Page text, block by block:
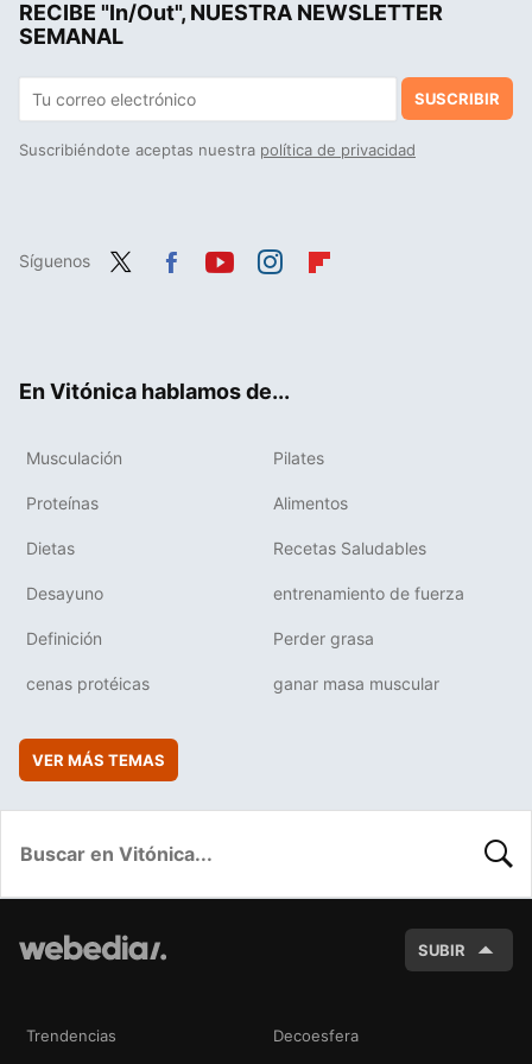
RECIBE "In/Out", NUESTRA NEWSLETTER
SEMANAL
SUSCRIBIR
Suscribiéndote aceptas nuestra política de privacidad
Síguenos
En Vitónica hablamos de...
Musculación Pilates
Proteínas Alimentos
Dietas Recetas Saludables
Desayuno entrenamiento de fuerza
Definición Perder grasa
cenas protéicas ganar masa muscular
VER MÁS TEMAS
SUBIR
Trendencias Decoesfera